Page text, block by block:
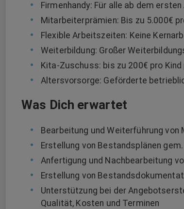
Firmenhandy: Für alle ab dem
Mitarbeiterprämien: Bis zu 5.000€
Flexible Arbeitszeiten: Keine
Weiterbildung: Großer
Kita-Zuschuss: bis zu 200€ pro
Altersvorsorge: Geförderte
Was Dich erwartet
Bearbeitung und Weiterführung von
Erstellung von Bestandsplänen
Anfertigung und Nachbearbeitung
Erstellung von
Unterstützung bei der
Qualität, Kosten und Terminen